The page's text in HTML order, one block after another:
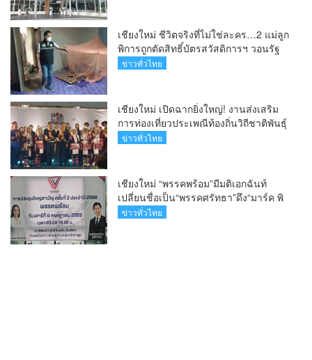
เชียงใหม่ ชีวิตจริงที่ไม่ใช่ละคร…2 แม่ลูก
พิการถูกตัดสิทธิ์บัตรสวัสดิการฯ วอนรัฐ
ทบทวนเกณฑ์ช่วยคนจน(คลิป)
ข่าวทั่วไทย
เชียงใหม่ เปิดฉากยิ่งใหญ่! งานส่งเสริม
การท่องเที่ยวประเพณีท้องถิ่นวิถีชาติพันธุ์
ล้านนา(คลิป)
ข่าวทั่วไทย
เชียงใหม่ “พรรคพร้อม”มีมติเอกฉันท์
เปลี่ยนชื่อเป็น“พรรคศรัทธา”ดึง“มาร์ค พิ
ตบูล”นำทัพกรรมการบริหารชุดใหม่(คลิป)
ข่าวทั่วไทย